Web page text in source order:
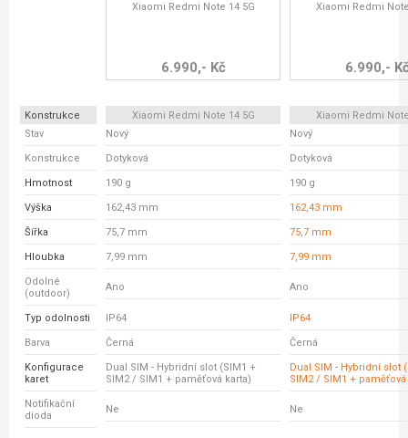
Xiaomi Redmi Note 14 5G
6.990,- Kč
Xiaomi Redmi
6.990,-
Konstrukce Xiaomi Redmi Note 14 5G
Xiaomi Redmi
Stav
Nový Nový
Konstrukce Dotyková Dotyková
Hmotnost 190 g 190 g
Výška 162,43 mm 162,43 mm
Šířka 75,7 mm 75,7 mm
Hloubka 7,99 mm 7,99 mm
Odolné
(outdoor)
Ano Ano
Typ odolnosti IP64 IP64
Barva Černá Černá
Konfigurace
karet
Dual SIM - Hybridní slot (SIM1 +
SIM2 / SIM1 + paměťová karta)
Dual SIM - Hybridní slot
SIM2 / SIM1 + paměťová
Notifikační
dioda
Ne Ne